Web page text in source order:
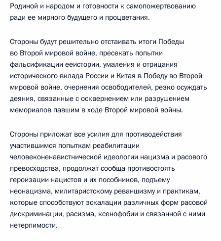
Родиной и народом и готовности к самопожертвованию
ради ее мирного будущего и процветания.
Стороны будут решительно отстаивать итоги Победы
во Второй мировой войне, пресекать попытки
фальсификации ееистории, умаления и отрицания
исторического вклада России и Китая в Победу во Второй
мировой войне, очернения освободителей, резко осуждать
деяния, связанные с осквернением или разрушением
мемориалов павшим в ходе Второй мировой войны.
Стороны приложат все усилия для противодействия
участившимся попыткам реабилитации
человеконенавистнической идеологии нацизма и расового
превосходства, продолжат сообща противостоять
героизации нацистов и их пособников, подъему
неонацизма, милитаристскому реваншизму и практикам,
которые способствуют эскалации различных форм расовой
дискриминации, расизма, ксенофобии и связанной с ними
нетерпимости.